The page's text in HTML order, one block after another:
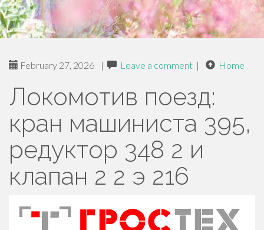
February 27, 2026 | Leave a comment | Home
Локомотив поезд:
кран машиниста 395,
редуктор 348 2 и
клапан 2 2 э 216